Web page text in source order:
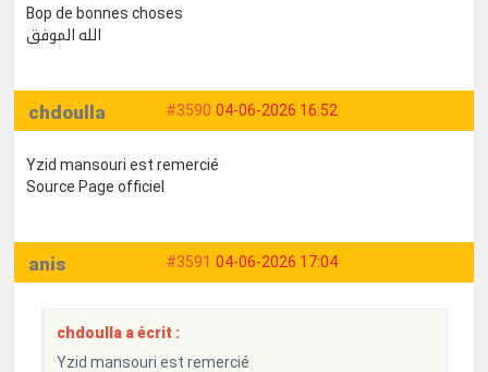
Bop de bonnes choses
الله الموفق
#3590 04-06-2026 16:52
chdoulla
Yzid mansouri est remercié
Source Page officiel
#3591 04-06-2026 17:04
anis
chdoulla a écrit :
Yzid mansouri est remercié